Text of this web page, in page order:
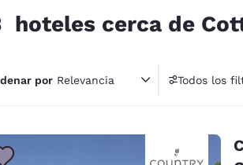
América
English
hoteles cerca de
por Relevancia Todos los
1